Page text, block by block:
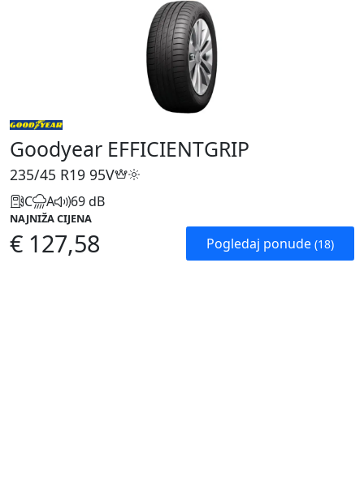
Goodyear EFFICIENTGRIP
235/45 R19 95V
C A 69 dB
NAJNIŽA CIJENA
€ 127,58 Pogledaj ponude (18)